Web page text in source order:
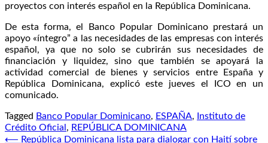
proyectos con interés español en la República Dominicana.
De esta forma, el Banco Popular Dominicano prestará un
apoyo «íntegro” a las necesidades de las empresas con interés
español, ya que no solo se cubrirán sus necesidades de
financiación y liquidez, sino que también se apoyará la
actividad comercial de bienes y servicios entre España y
República Dominicana, explicó este jueves el ICO en un
comunicado.
Tagged Banco Popular Dominicano, ESPAÑA,
Instituto de
Crédito Oficial , REPÚBLICA DOMINICANA
⟵ República Dominicana lista para dialogar con Haití sobre